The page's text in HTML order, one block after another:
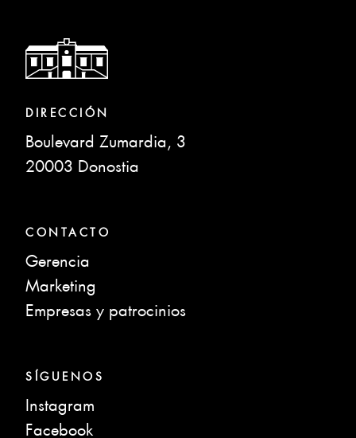
DIRECCIÓN
Boulevard Zumardia, 3
20003 Donostia
CONTACTO
Gerencia
Marketing
Empresas y patrocinios
SÍGUENOS
Instagram
Facebook